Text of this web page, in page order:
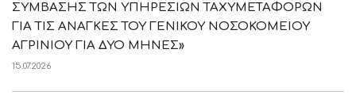
ΣΥΜΒΑΣΗΣ ΤΩΝ ΥΠΗΡΕΣΙΩΝ ΤΑΧΥΜΕΤΑΦΟΡΩΝ
ΓΙΑ ΤΙΣ ΑΝΑΓΚΕΣ ΤΟΥ ΓΕΝΙΚΟΥ ΝΟΣΟΚΟΜΕΙΟΥ
ΑΓΡΙΝΙΟΥ ΓΙΑ ΔΥΟ ΜΗΝΕΣ»
15.07.2026